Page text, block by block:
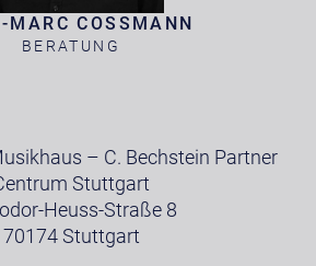
MARC COSSMANN
BERATUNG
– C. Bechstein Partner
Stuttgart
Heuss-Straße 8
70174 Stuttgart